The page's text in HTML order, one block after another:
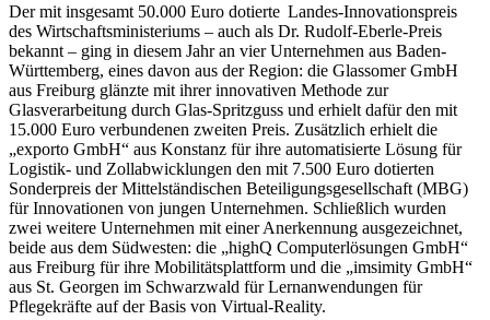
Der mit insgesamt 50.000 Euro dotierte Landes-Innovationspreis
des Wirtschaftsministeriums – auch als Dr. Rudolf-Eberle-Preis
bekannt – ging in diesem Jahr an vier Unternehmen aus Baden-
Württemberg, eines davon aus der Region: die Glassomer GmbH
aus Freiburg glänzte mit ihrer innovativen Methode zur
Glasverarbeitung durch Glas-Spritzguss und erhielt dafür den mit
15.000 Euro verbundenen zweiten Preis. Zusätzlich erhielt die
„exporto GmbH“ aus Konstanz für ihre automatisierte Lösung für
Logistik- und Zollabwicklungen den mit 7.500 Euro dotierten
Sonderpreis der Mittelständischen Beteiligungsgesellschaft (MBG)
für Innovationen von jungen Unternehmen. Schließlich wurden
zwei weitere Unternehmen mit einer Anerkennung ausgezeichnet,
beide aus dem Südwesten: die „highQ Computerlösungen GmbH“
aus Freiburg für ihre Mobilitätsplattform und die „imsimity GmbH“
aus St. Georgen im Schwarzwald für Lernanwendungen für
Pflegekräfte auf der Basis von Virtual-Reality.